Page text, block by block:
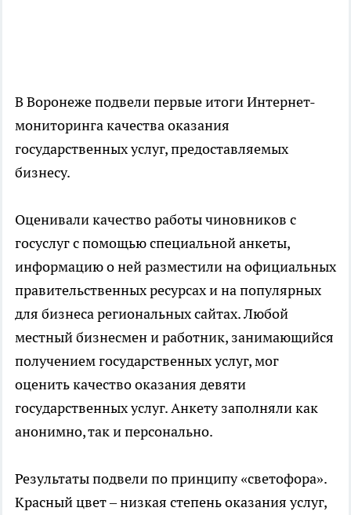
В Воронеже подвели первые итоги Интернет-
мониторинга качества оказания
государственных услуг, предоставляемых
бизнесу.
Оценивали качество работы чиновников с
госуслуг с помощью специальной анкеты,
информацию о ней разместили на официальных
правительственных ресурсах и на популярных
для бизнеса региональных сайтах. Любой
местный бизнесмен и работник, занимающийся
получением государственных услуг, мог
оценить качество оказания девяти
государственных услуг. Анкету заполняли как
анонимно, так и персонально.
Результаты подвели по принципу «светофора».
Красный цвет – низкая степень оказания услуг,